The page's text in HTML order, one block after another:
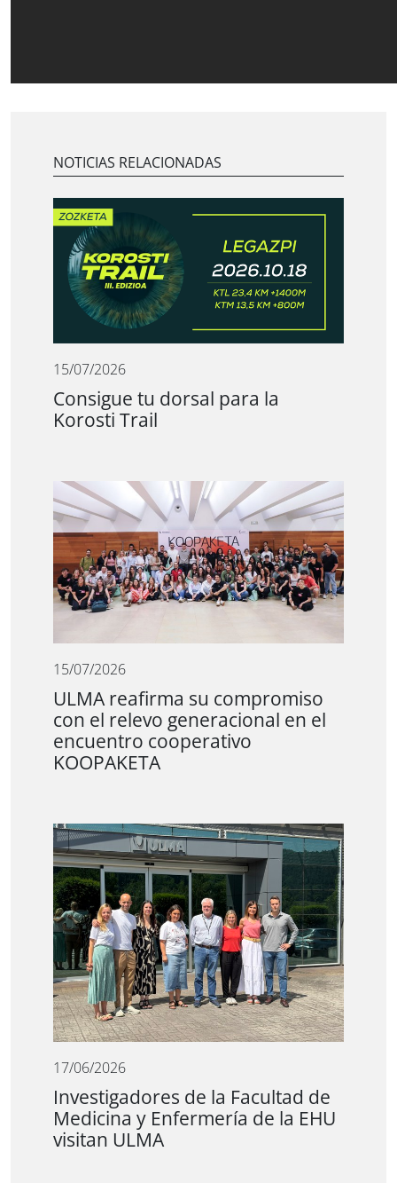
NOTICIAS RELACIONADAS
15/07/2026
Consigue tu dorsal para la
Korosti Trail
15/07/2026
ULMA reafirma su compromiso
con el relevo generacional en el
encuentro cooperativo
KOOPAKETA
17/06/2026
Investigadores de la Facultad de
Medicina y Enfermería de la EHU
visitan ULMA